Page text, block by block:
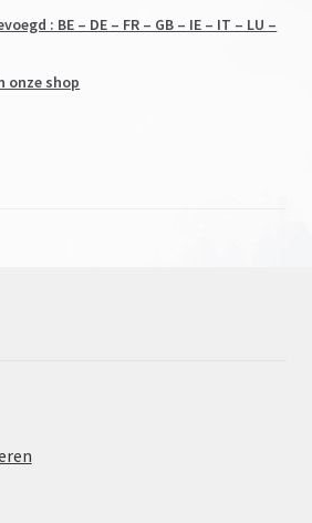
: BE – DE – FR – GB – IE – IT – LU –
onze shop